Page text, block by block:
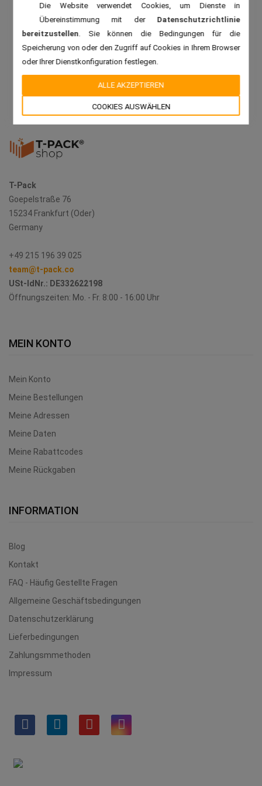
T-Pack
Goepelstraße 76
15234 Frankfurt (Oder)
Germany
+49 215 196 39 025
team@t-pack.co
USt-IdNr.: DE332622198
Öffnungszeiten: Mo. - Fr. 8:00 - 16:00 Uhr
MEIN KONTO
Mein Konto
Meine Bestellungen
Meine Adressen
Meine Daten
Meine Rabattcodes
Meine Rückgaben
INFORMATION
Blog
Kontakt
FAQ - Häufig Gestellte Fragen
Allgemeine Geschäftsbedingungen
Datenschutzerklärung
Lieferbedingungen
Zahlungsmmethoden
Impressum
Die Website verwendet Cookies, um Dienste in
Übereinstimmung mit der Datenschutzrichtlinie
bereitzustellen . Sie können die Bedingungen für die
Speicherung von oder den Zugriff auf Cookies in Ihrem Browser
oder Ihrer Dienstkonfiguration festlegen.
COOKIES AUSWÄHLEN
ALLE AKZEPTIEREN